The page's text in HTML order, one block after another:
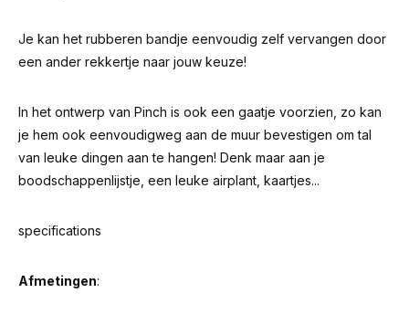
Je kan het rubberen bandje eenvoudig zelf vervangen door
een ander rekkertje naar jouw keuze!
In het ontwerp van Pinch is ook een gaatje voorzien, zo kan
je hem ook eenvoudigweg aan de muur bevestigen om tal
van leuke dingen aan te hangen! Denk maar aan je
boodschappenlijstje, een leuke airplant, kaartjes...
specifications
Afmetingen: